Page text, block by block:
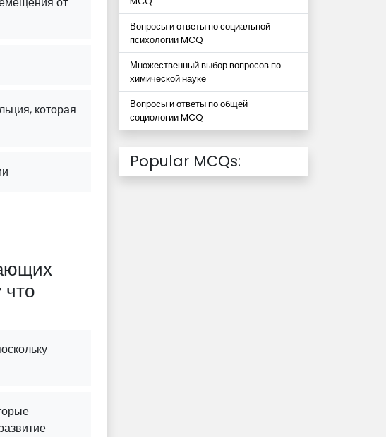
которая
Вопросы и ответы по социальной
психологии MCQ
Множественный выбор вопросов по
химической науке
Вопросы и ответы по общей
социологии MCQ
Popular MCQs: